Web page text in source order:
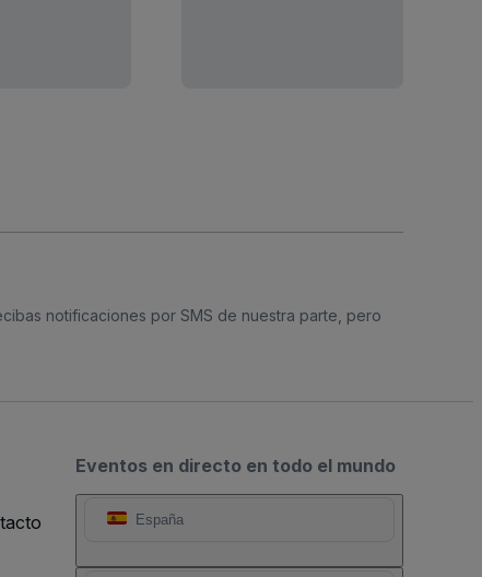
notificaciones por SMS de nuestra parte, pero
Eventos en directo en todo el mundo
España